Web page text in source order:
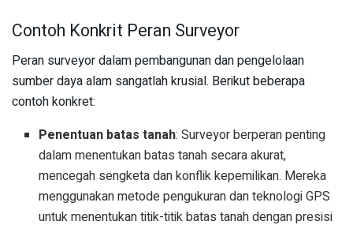
Contoh Konkrit Peran Surveyor
Peran surveyor dalam pembangunan dan pengelolaan
sumber daya alam sangatlah krusial. Berikut beberapa
contoh konkret:
Penentuan batas tanah: Surveyor berperan penting
dalam menentukan batas tanah secara akurat,
mencegah sengketa dan konflik kepemilikan. Mereka
menggunakan metode pengukuran dan teknologi GPS
untuk menentukan titik-titik batas tanah dengan presisi